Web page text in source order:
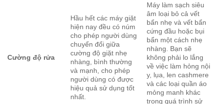
Cường độ rửa
Hầu hết các máy giặt
hiện nay đều có núm
cho phép người dùng
chuyển đổi giữa
cường độ giặt nhẹ
nhàng, bình thường
và mạnh, cho phép
người dùng có được
hiệu quả sử dụng tốt
nhất.
Máy làm sạch siêu
âm loại bỏ cả vết
bẩn nhẹ và vết bẩn
cứng đầu hoặc bụi
bẩn một cách nhẹ
nhàng. Bạn sẽ
không phải lo lắng
về việc làm hỏng nội
y, lụa, len cashmere
và các loại quần áo
mỏng manh khác
trong quá trình sử